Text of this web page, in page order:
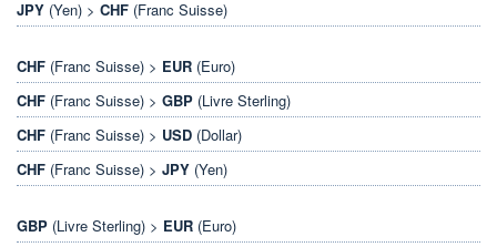
JPY (Yen) > CHF (Franc Suisse)
CHF (Franc Suisse) > EUR (Euro)
CHF (Franc Suisse) > GBP (Livre Sterling)
CHF (Franc Suisse) > USD (Dollar)
CHF (Franc Suisse) > JPY (Yen)
GBP (Livre Sterling) > EUR (Euro)